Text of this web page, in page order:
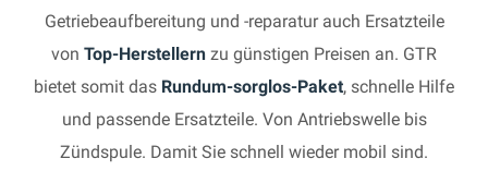
Getriebeaufbereitung und -reparatur auch Ersatzteile
von Top-Herstellern zu günstigen Preisen an. GTR
bietet somit das Rundum-sorglos-Paket, schnelle Hilfe
und passende Ersatzteile. Von Antriebswelle bis
Zündspule. Damit Sie schnell wieder mobil sind.